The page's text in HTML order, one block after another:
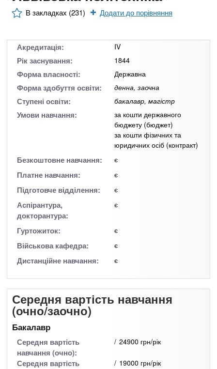
n
t
s
o
За кордоном
В закладках (231) Додати до порівняння
Акредитація: IV
Рік заснування: 1844
Форма власності: Державна
Форма здобуття освіти: денна, заочна
Ступені освіти: бакалавр, магістр
Умови навчання:
за кошти державного
бюджету (бюджет)
за кошти фізичних та
юридичних осіб (контракт)
Безкоштовне навчання: є
Платне навчання: є
Підготовче відділення: є
Аспірантура,
докторантура:
є
Гуртожиток: є
Військова кафедра: є
Дистанційне навчання: є
Середня вартість навчання
(очно/заочно)
Бакалавр
Середня вартість
навчання (очно):
24900 грн/рік
Середня вартість
19000 грн/рік